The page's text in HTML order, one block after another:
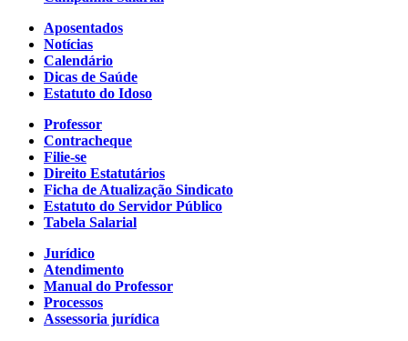
Aposentados
Notícias
Calendário
Dicas de Saúde
Estatuto do Idoso
Professor
Contracheque
Filie-se
Direito Estatutários
Ficha de Atualização Sindicato
Estatuto do Servidor Público
Tabela Salarial
Jurídico
Atendimento
Manual do Professor
Processos
Assessoria jurídica